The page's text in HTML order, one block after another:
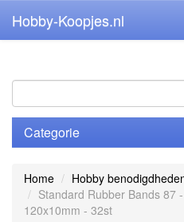
Hobby-Koopjes.nl
Categorie
Home Hobby
Standard Rubber Bands 87
120x10mm - 32st